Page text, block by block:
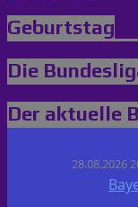
Geburtstag
Die
Der aktuelle
28.08.2026